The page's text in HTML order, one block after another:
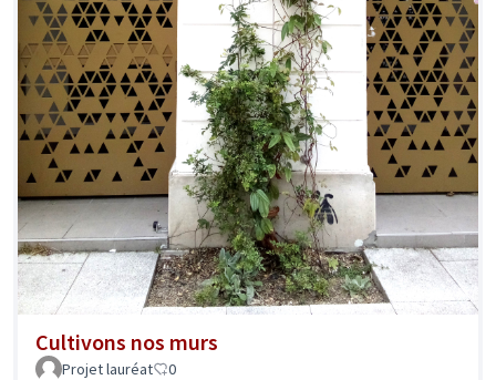
Cultivons nos murs
Projet lauréat 0